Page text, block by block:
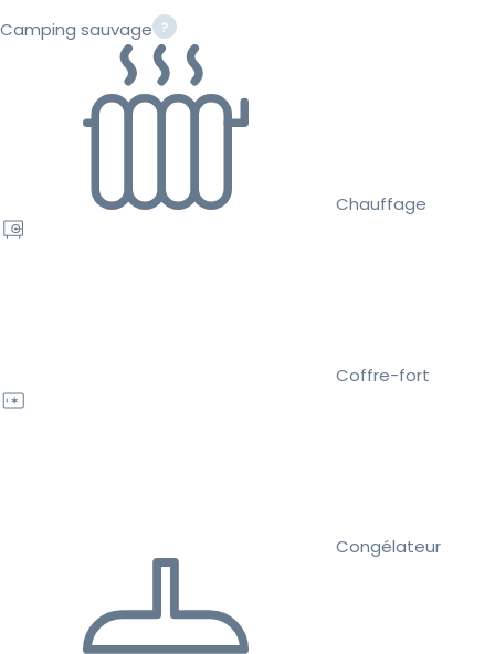
Camping sauvage
Chauffage
Coffre-fort
Congélateur